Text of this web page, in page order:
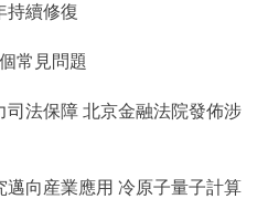
我要諮詢
上訪談 圖説互動
持續修復
常見問題
司法保障 北京金融法院發佈涉
邁向産業應用 冷原子量子計算